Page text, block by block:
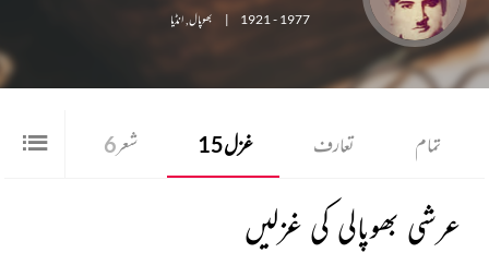
1921 - 1977
| بھوپال,انڈیا
تمام تعارف غزل15 شعر6
عرشی بھوپالی کی غزلیں